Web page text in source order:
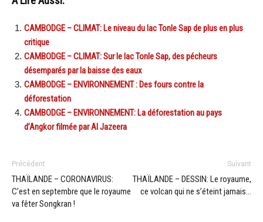
CAMBODGE – CLIMAT: Le niveau du lac Tonle Sap de plus en plus
critique
CAMBODGE – CLIMAT: Sur le lac Tonle Sap, des pécheurs
désemparés par la baisse des eaux
CAMBODGE – ENVIRONNEMENT : Des fours contre la
déforestation
CAMBODGE – ENVIRONNEMENT: La déforestation au pays
d’Angkor filmée par Al Jazeera
Précédent
THAÏLANDE – CORONAVIRUS:
C’est en septembre que le royaume
va fêter Songkran !
Suivant
THAÏLANDE – DESSIN: Le royaume,
ce volcan qui ne s’éteint jamais…